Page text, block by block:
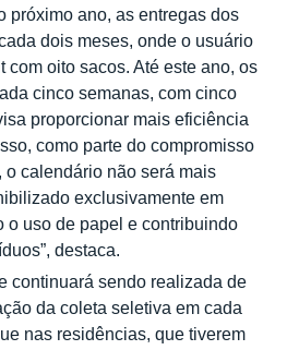
próximo ano, as entregas dos
dois meses, onde o usuário
com oito sacos. Até este ano, os
cinco semanas, com cinco
proporcionar mais eficiência
como parte do compromisso
calendário não será mais
exclusivamente em
o uso de papel e contribuindo
destaca.
continuará sendo realizada de
da coleta seletiva em cada
nas residências, que tiverem